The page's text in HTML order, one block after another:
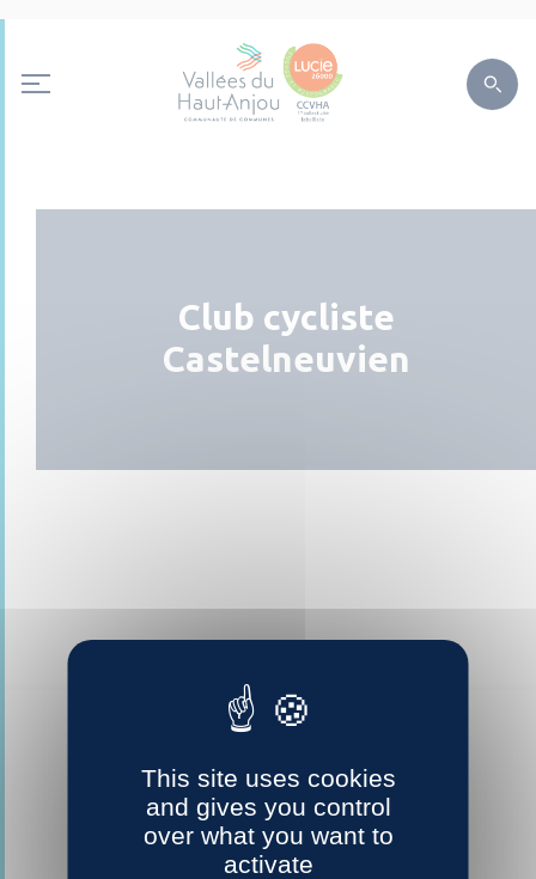
Club cycliste
Castelneuvien
This site uses cookies
and gives you control
over what you want to
activate